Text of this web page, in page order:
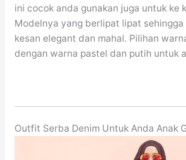
ini cocok anda gunakan juga untuk ke
Modelnya yang berlipat lipat sehingga
kesan elegant dan mahal. Pilihan
dengan warna pastel dan putih untuk
Outfit Serba Denim Untuk Anda Anak